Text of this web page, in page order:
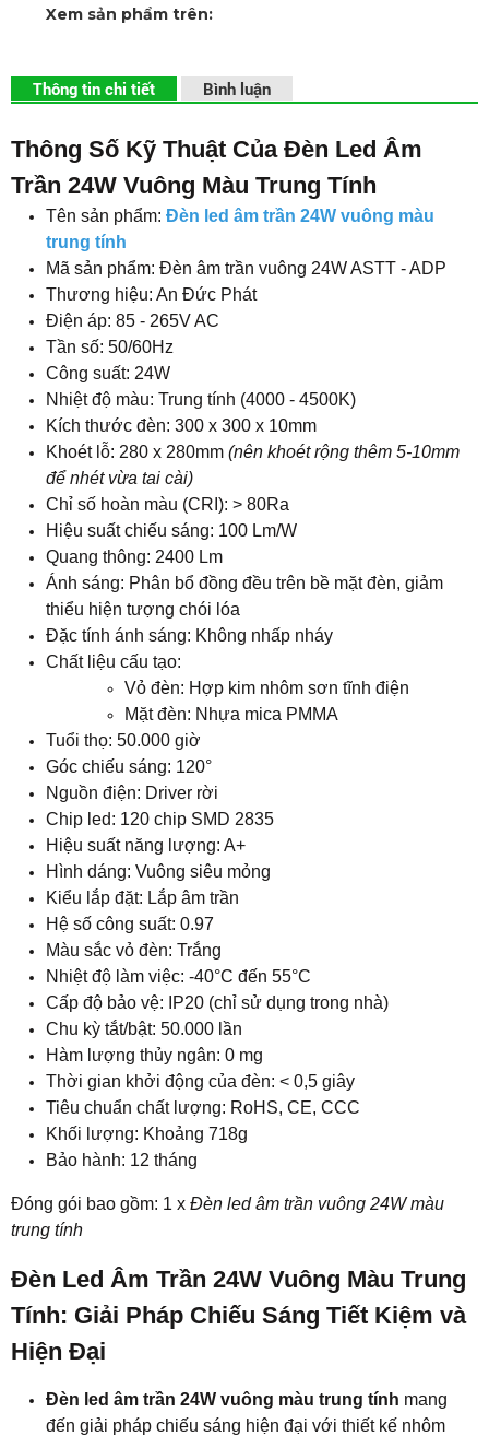
Xem sản phẩm trên:
Thông tin chi tiết Bình luận
Thông Số Kỹ Thuật Của Đèn Led Âm
Trần 24W Vuông Màu Trung Tính
Tên sản phẩm: Đèn led âm trần 24W vuông màu
trung tính
Mã sản phẩm: Đèn âm trần vuông 24W ASTT - ADP
Thương hiệu: An Đức Phát
Điện áp: 85 - 265V AC
Tần số: 50/60Hz
Công suất: 24W
Nhiệt độ màu: Trung tính (4000 - 4500K)
Kích thước đèn: 300 x 300 x 10mm
Khoét lỗ: 280 x 280mm (nên khoét rộng thêm 5-10mm
để nhét vừa tai cài)
Chỉ số hoàn màu (CRI): > 80Ra
Hiệu suất chiếu sáng: 100 Lm/W
Quang thông: 2400 Lm
Ánh sáng: Phân bổ đồng đều trên bề mặt đèn, giảm
thiểu hiện tượng chói lóa
Đặc tính ánh sáng: Không nhấp nháy
Chất liệu cấu tạo:
Vỏ đèn: Hợp kim nhôm sơn tĩnh điện
Mặt đèn: Nhựa mica PMMA
Tuổi thọ: 50.000 giờ
Góc chiếu sáng: 120°
Nguồn điện: Driver rời
Chip led: 120 chip SMD 2835
Hiệu suất năng lượng: A+
Hình dáng: Vuông siêu mỏng
Kiểu lắp đặt: Lắp âm trần
Hệ số công suất: 0.97
Màu sắc vỏ đèn: Trắng
Nhiệt độ làm việc: -40°C đến 55°C
Cấp độ bảo vệ: IP20 (chỉ sử dụng trong nhà)
Chu kỳ tắt/bật: 50.000 lần
Hàm lượng thủy ngân: 0 mg
Thời gian khởi động của đèn: < 0,5 giây
Tiêu chuẩn chất lượng: RoHS, CE, CCC
Khối lượng: Khoảng 718g
Bảo hành: 12 tháng
Đóng gói bao gồm: 1 x Đèn led âm trần vuông 24W màu
trung tính
Đèn Led Âm Trần 24W Vuông Màu Trung
Tính: Giải Pháp Chiếu Sáng Tiết Kiệm và
Hiện Đại
Đèn led âm trần 24W vuông màu trung tính mang
đến giải pháp chiếu sáng hiện đại với thiết kế nhôm